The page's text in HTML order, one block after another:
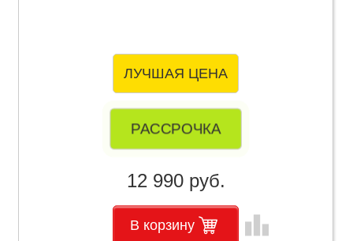
ЛУЧШАЯ ЦЕНА
РАССРОЧКА
12 990 руб.
В корзину leaderboard